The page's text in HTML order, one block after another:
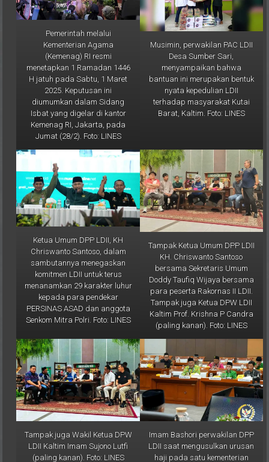
Pemerintah melalui
Kementerian Agama
(Kemenag) RI resmi
menetapkan 1 Ramadan 1446
H jatuh pada Sabtu, 1 Maret
2025. Keputusan ini
diumumkan dalam Sidang
Isbat yang digelar di kantor
Kemenag RI, Jakarta, pada
Jumat (28/2). Foto: LINES
Musimin, perwakilan PAC LDII
Desa Sumber Sari,
menyampaikan bahwa
bantuan ini merupakan bentuk
nyata kepedulian LDII
terhadap masyarakat Kutai
Barat, Kaltim. Foto: LINES
Ketua Umum DPP LDII, KH
Chriswanto Santoso, dalam
sambutannya menegaskan
komitmen LDII untuk terus
menanamkan 29 karakter luhur
kepada para pendekar
PERSINAS ASAD dan anggota
Senkom Mitra Polri. Foto: LINES
Tampak Ketua Umum DPP LDII
KH. Chriswanto Santoso
bersama Sekretaris Umum
Doddy Taufiq Wijaya bersama
para peserta Rakornas II LDII.
Tampak juga Ketua DPW LDII
Kaltim Prof. Krishna P Candra
(paling kanan). Foto: LINES
Tampak juga Wakil Ketua DPW
LDII Kaltim Imam Sujono Lutfi
(paling kanan). Foto: LINES
Imam Bashori perwakilan DPP
LDII saat mengusulkan urusan
haji pada satu kementerian
pada rapat dengar Rapat